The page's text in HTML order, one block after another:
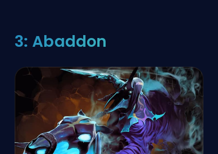
3: Abaddon